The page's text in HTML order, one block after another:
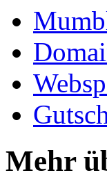
Mehr